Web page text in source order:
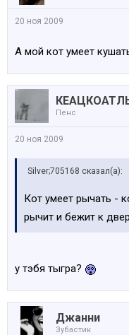
А ещё он очень
И зараза иногда
20 ноя 2009
А мой кот умеет
Пенс
20 ноя 2009
Silver;705168 сказал(а):
Кот умеет рычать -
рычит и бежит к
у тэбя тыгра?
Джанни
Зубастик